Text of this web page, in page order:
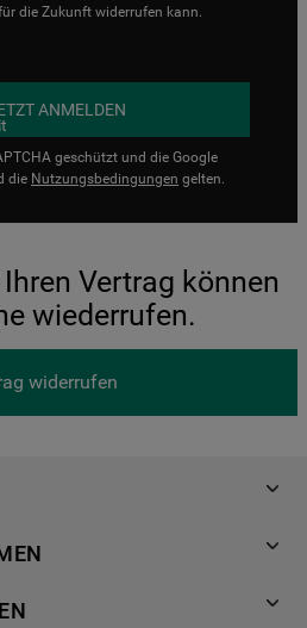
die Zukunft widerrufen kann.
ANMELDEN
geschützt und die Google
die Nutzungsbedingungen gelten.
Vertrag können
wiederrufen.
widerrufen